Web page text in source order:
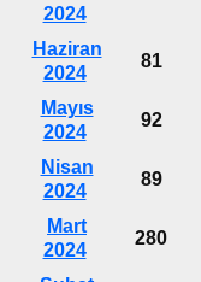
2024
Haziran
2024
81
Mayıs
2024
92
Nisan
2024
89
Mart
2024
280